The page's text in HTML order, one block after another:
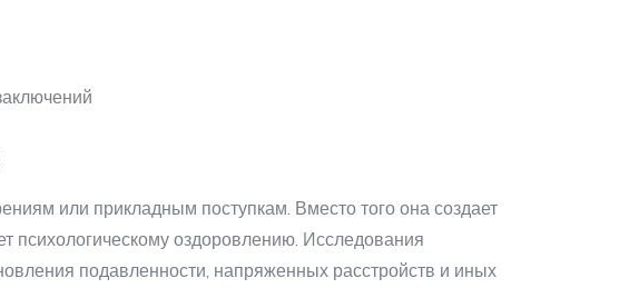
или прикладным поступкам. Вместо того она создает
психологическому оздоровлению. Исследования
подавленности, напряженных расстройств и иных